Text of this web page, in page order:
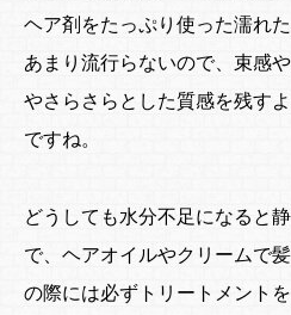
ヘア剤をたっぷり使った濡れ
あまり流行らないので、束感
やさらさらとした質感を残す
ですね。
どうしても水分不足になると
で、ヘアオイルやクリームで
の際には必ずトリートメント